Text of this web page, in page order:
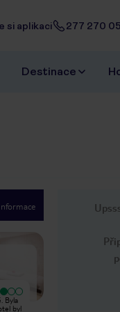
si aplikaci 277 270
Destinace
1/ 73
Byla
byl